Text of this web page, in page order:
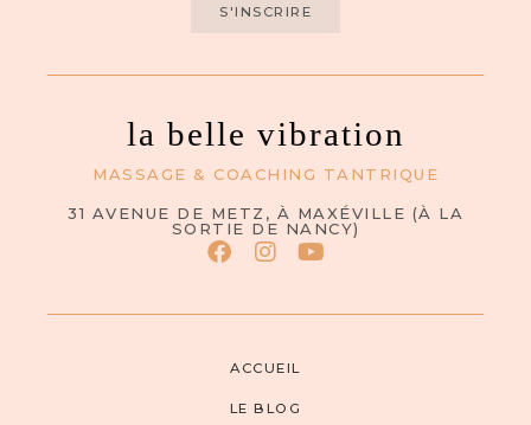
S'INSCRIRE
la belle vibration
MASSAGE & COACHING TANTRIQUE
31 AVENUE DE METZ, À MAXÉVILLE (À LA
SORTIE DE NANCY)
ACCUEIL
LE BLOG